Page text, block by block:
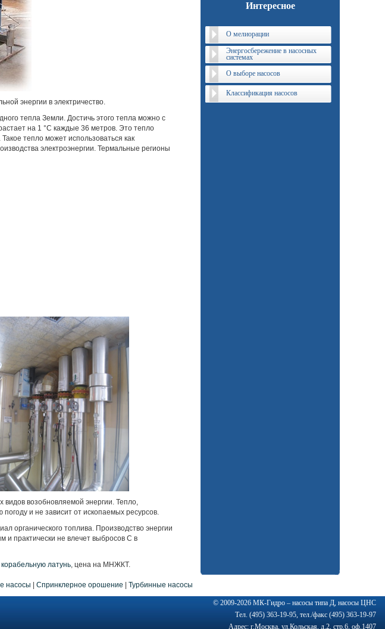
энергии в электричество.
тепла Земли. Достичь этого тепла можно с
на 1 °C каждые 36 метров. Это тепло
тепло может использоваться как
электроэнергии. Термальные регионы
возобновляемой энергии. Тепло,
и не зависит от ископаемых ресурсов.
органического топлива. Производство энергии
и практически не влечет выбросов С в
корабельную латунь, цена на МНЖКТ.
Интересное
О мелиорации
Энергосбережение в насосных
системах
О выборе насосов
Классификация насосов
насосы Спринклерное орошение Турбинные насосы
© 2009-2026 МК-Гидро – насосы типа Д, насосы ЦНС
Тел. (495) 363-19-95, тел./факс (495) 363-19-97
Адрес: г.Москва, ул.Кольская, д.2, стр.6, оф.1407